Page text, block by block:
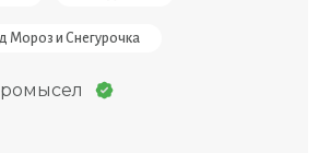
Мороз и Снегурочка